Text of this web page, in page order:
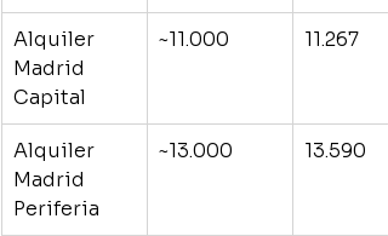
Alquiler
Madrid
Capital
~11.000 11.267
Alquiler
Madrid
Periferia
~13.000 13.590